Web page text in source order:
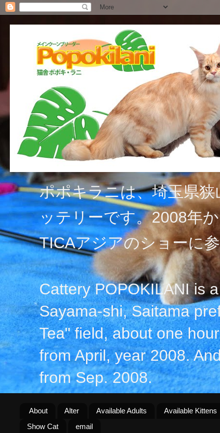
ポポキラニは、埼玉県
ッテリーです。2008年
TICAアジアのショーに
Cattery POPOKILANI is
Sayama-shi, Saitama
Tea" field, about one
from April, year 2008.
from Sep. 2008.
About Alter Available Adults
Available Kittens
Show Cat
email